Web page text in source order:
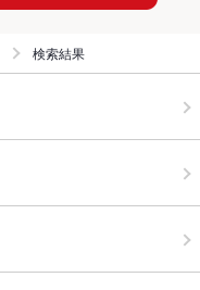
検索結果